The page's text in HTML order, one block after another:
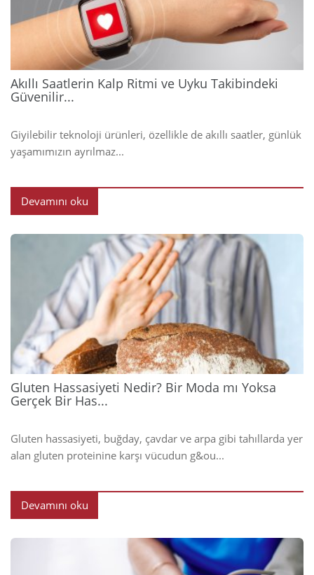
Akıllı Saatlerin Kalp Ritmi ve Uyku Takibindeki
Güvenilir...
Giyilebilir teknoloji ürünleri, özellikle de akıllı saatler, günlük
yaşamımızın ayrılmaz...
Devamını oku
Gluten Hassasiyeti Nedir? Bir Moda mı Yoksa
Gerçek Bir Has...
Gluten hassasiyeti, buğday, çavdar ve arpa gibi tahıllarda yer
alan gluten proteinine karşı vücudun g&ou...
Devamını oku